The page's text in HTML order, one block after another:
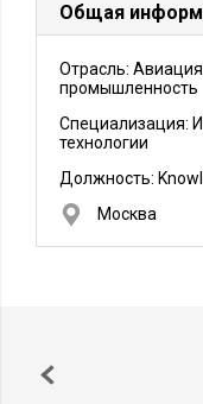
Общая
Отрасль:
промышленность
Специализация:
технологии
Должность:
Москва